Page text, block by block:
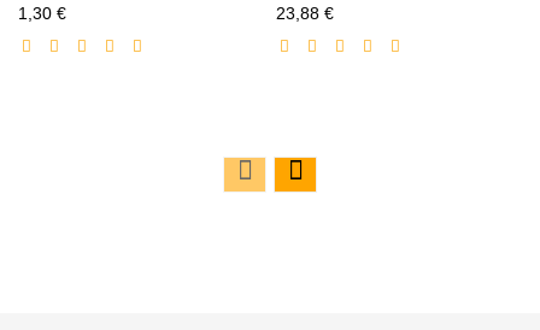
1,30 €Prezzo
scontato
23,88 €Prezzo
scontato